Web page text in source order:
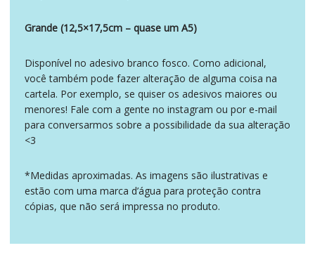
Grande (12,5×17,5cm – quase um A5)
Disponível no adesivo branco fosco. Como adicional,
você também pode fazer alteração de alguma coisa na
cartela. Por exemplo, se quiser os adesivos maiores ou
menores! Fale com a gente no instagram ou por e-mail
para conversarmos sobre a possibilidade da sua alteração
<3
*Medidas aproximadas. As imagens são ilustrativas e
estão com uma marca d’água para proteção contra
cópias, que não será impressa no produto.